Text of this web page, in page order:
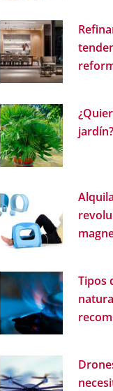
jardín?
Tipos